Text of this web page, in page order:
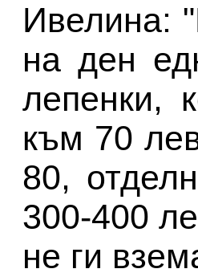
Ивелина:
на ден
лепенки,
към 70
80,
300-400
не ги